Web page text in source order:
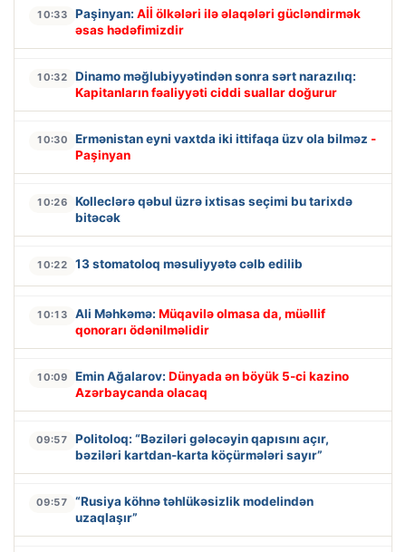
10:33 Paşinyan: Aİİ ölkələri ilə əlaqələri gücləndirmək
əsas hədəfimizdir
10:32
Dinamo məğlubiyyətindən sonra sərt narazılıq:
Kapitanların fəaliyyəti ciddi suallar doğurur
10:30 Ermənistan eyni vaxtda iki ittifaqa üzv ola bilməz -
Paşinyan
10:26
Kolleclərə qəbul üzrə ixtisas seçimi bu tarixdə
bitəcək
10:22 13 stomatoloq məsuliyyətə cəlb edilib
10:13 Ali Məhkəmə: Müqavilə olmasa da, müəllif
qonorarı ödənilməlidir
10:09 Emin Ağalarov: Dünyada ən böyük 5-ci kazino
Azərbaycanda olacaq
09:57
Politoloq: “Bəziləri gələcəyin qapısını açır,
bəziləri kartdan-karta köçürmələri sayır”
09:57
“Rusiya köhnə təhlükəsizlik modelindən
uzaqlaşır”